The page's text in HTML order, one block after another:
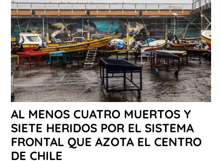
AL MENOS CUATRO MUERTOS Y
SIETE HERIDOS POR EL SISTEMA
FRONTAL QUE AZOTA EL CENTRO
DE CHILE